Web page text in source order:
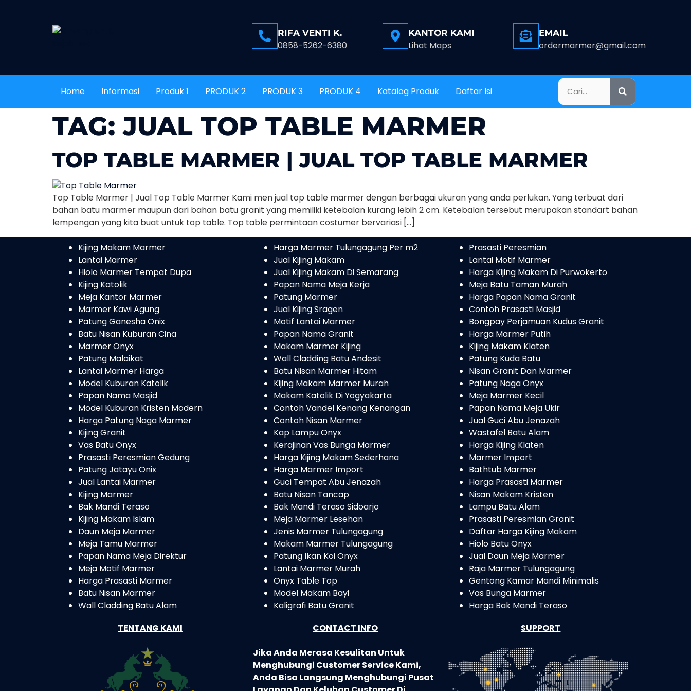
RIFA VENTI K.
0858-5262-6380
KANTOR KAMI
Lihat Maps
EMAIL
ordermarmer@gmail.com
Home Informasi Produk 1 PRODUK 2 PRODUK 3 PRODUK 4 Katalog Produk Daftar Isi
TAG:JUAL TOP TABLE MARMER
TOP TABLE MARMER | JUAL TOP TABLE MARMER
Top Table Marmer | Jual Top Table Marmer Kami men jual top table marmer dengan berbagai ukuran yang anda perlukan. Yang terbuat dari
bahan batu marmer maupun dari bahan batu granit yang memiliki ketebalan kurang lebih 2 cm. Ketebalan tersebut merupakan standart bahan
lempengan yang kita buat untuk top table. Top table permintaan costumer bervariasi […]
Kijing Makam Marmer
Lantai Marmer
Hiolo Marmer Tempat Dupa
Kijing Katolik
Meja Kantor Marmer
Marmer Kawi Agung
Patung Ganesha Onix
Batu Nisan Kuburan Cina
Marmer Onyx
Patung Malaikat
Lantai Marmer Harga
Model Kuburan Katolik
Papan Nama Masjid
Model Kuburan Kristen Modern
Harga Patung Naga Marmer
Kijing Granit
Vas Batu Onyx
Prasasti Peresmian Gedung
Patung Jatayu Onix
Jual Lantai Marmer
Kijing Marmer
Bak Mandi Teraso
Kijing Makam Islam
Daun Meja Marmer
Meja Tamu Marmer
Papan Nama Meja Direktur
Meja Motif Marmer
Harga Prasasti Marmer
Batu Nisan Marmer
Wall Cladding Batu Alam
TENTANG KAMI
Harga Marmer Tulungagung Per m2
Jual Kijing Makam
Jual Kijing Makam Di Semarang
Papan Nama Meja Kerja
Patung Marmer
Jual Kijing Sragen
Motif Lantai Marmer
Papan Nama Granit
Makam Marmer Kijing
Wall Cladding Batu Andesit
Batu Nisan Marmer Hitam
Kijing Makam Marmer Murah
Makam Katolik Di Yogyakarta
Contoh Vandel Kenang Kenangan
Contoh Nisan Marmer
Kap Lampu Onyx
Kerajinan Vas Bunga Marmer
Harga Kijing Makam Sederhana
Harga Marmer Import
Guci Tempat Abu Jenazah
Batu Nisan Tancap
Bak Mandi Teraso Sidoarjo
Meja Marmer Lesehan
Jenis Marmer Tulungagung
Makam Marmer Tulungagung
Patung Ikan Koi Onyx
Lantai Marmer Murah
Onyx Table Top
Model Makam Bayi
Kaligrafi Batu Granit
CONTACT INFO
Jika Anda Merasa Kesulitan Untuk
Menghubungi Customer Service Kami,
Anda Bisa Langsung Menghubungi Pusat
Prasasti Peresmian
Lantai Motif Marmer
Harga Kijing Makam Di Purwokerto
Meja Batu Taman Murah
Harga Papan Nama Granit
Contoh Prasasti Masjid
Bongpay Perjamuan Kudus Granit
Harga Marmer Putih
Kijing Makam Klaten
Patung Kuda Batu
Nisan Granit Dan Marmer
Patung Naga Onyx
Meja Marmer Kecil
Papan Nama Meja Ukir
Jual Guci Abu Jenazah
Wastafel Batu Alam
Harga Kijing Klaten
Marmer Import
Bathtub Marmer
Harga Prasasti Marmer
Nisan Makam Kristen
Lampu Batu Alam
Prasasti Peresmian Granit
Daftar Harga Kijing Makam
Hiolo Batu Onyx
Jual Daun Meja Marmer
Raja Marmer Tulungagung
Gentong Kamar Mandi Minimalis
Vas Bunga Marmer
Harga Bak Mandi Teraso
SUPPORT